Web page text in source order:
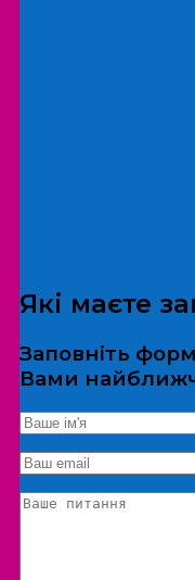
*Дані
Екскурсія/локація
Які маєте
Заповніть
Вами